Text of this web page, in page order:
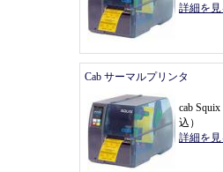
詳細を
Cab サーマルプリンタ
cab
込 ）
詳細を